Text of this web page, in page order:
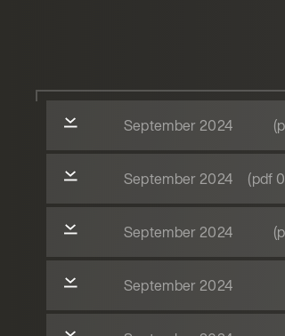
September 2024
September 2024
September 2024
September 2024